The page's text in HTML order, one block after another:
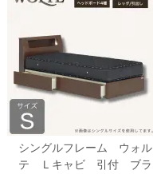
シングルフレーム ウォル
テ Ｌキャビ 引付 ブラ